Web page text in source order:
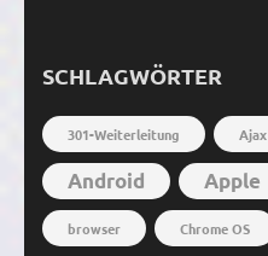
SCHLAGWÖRTER
301-Weiterleitung Ajax
Android Apple
browser Chrome OS